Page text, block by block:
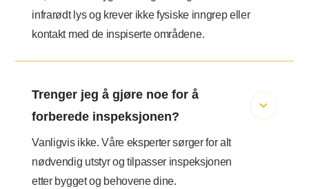
infrarødt lys og krever ikke fysiske inngrep eller
kontakt med de inspiserte områdene.
Trenger jeg å gjøre noe for å
forberede inspeksjonen?
Vanligvis ikke. Våre eksperter sørger for alt
nødvendig utstyr og tilpasser inspeksjonen
etter bygget og behovene dine.